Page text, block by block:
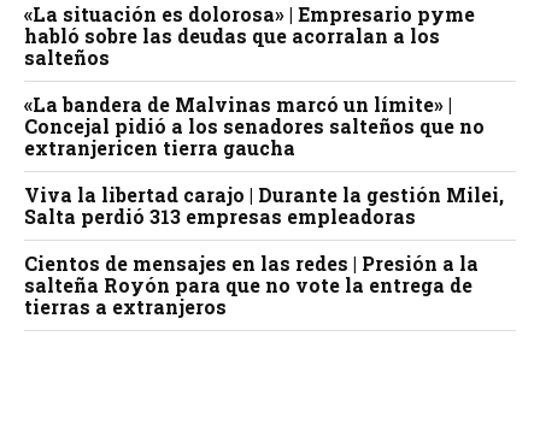
«La situación es dolorosa» | Empresario pyme
habló sobre las deudas que acorralan a los
salteños
«La bandera de Malvinas marcó un límite» |
Concejal pidió a los senadores salteños que no
extranjericen tierra gaucha
Viva la libertad carajo | Durante la gestión Milei,
Salta perdió 313 empresas empleadoras
Cientos de mensajes en las redes | Presión a la
salteña Royón para que no vote la entrega de
tierras a extranjeros